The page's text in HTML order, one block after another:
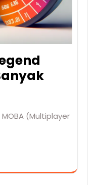
(Multiplayer